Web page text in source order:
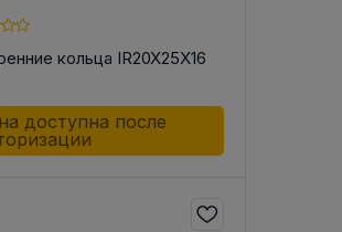
кольца IR20X25X16
доступна после